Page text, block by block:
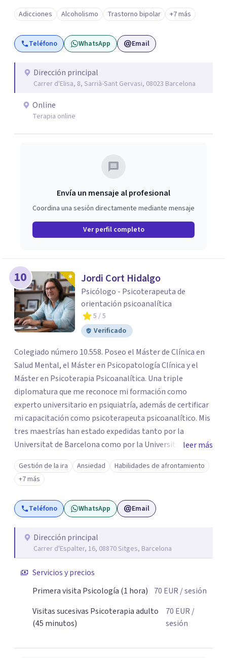
(TLP), TDAH en adultos, trastornos del espectro autista
(TEA) y otras dificultades emocionales complejas que
afectan profundamente la vida personal, familiar y social.
Es director médico y cofundador de Mas Ferriol, un centro
adicciones fundado en 2005, con centro de ingreso
terapéutico en Girona y atención ambulatoria en
Adicciones Alcoholismo Trastorno bipolar +7 más
Teléfono WhatsApp Email
Dirección principal
Carrer d'Elisa, 8, Sarrià-Sant Gervasi, 08023 Barcelona
Online
Terapia online
Envía un mensaje al profesional
Coordina una sesión directamente mediante mensaje
Ver perfil completo
10 Jordi Cort Hidalgo
Psicólogo - Psicoterapeuta de
orientación psicoanalítica
5 / 5
Verificado
Colegiado número 10.558. Poseo el Máster de Clínica en
Salud Mental, el Máster en Psicopatología Clínica y el
Máster en Psicoterapia Psicoanalítica. Una triple
diplomatura que me reconoce mi formación como
experto universitario en psiquiatría, además de certificar
mi capacitación como psicoterapeuta psicoanalítico. Mis
tres maestrías han estado expedidas tanto por la
Universitat de Barcelona como por la Universitat Ramon
Llull. Soy un psicólogo con más de 25 años de experiencia
y practico tanto la psicología clínica como la
psicoterapia psicoanalítica. Las terapias que conduzco no
buscan eliminar los síntomas psicológicos, sino que
pretenden esclarecer las causas que hay en su trasfondo,
desapareciendo. Realizo psicoterapias tanto de alcance
breve como de largo plazo, siempre en función de los
leer más
Gestión de la ira Ansiedad
Habilidades de afrontamiento
+7 más
Teléfono WhatsApp Email
Dirección principal
Carrer d'Espalter, 16, 08870 Sitges, Barcelona
Servicios y precios
Primera visita Psicología (1 hora)
70 EUR / sesión
Visitas sucesivas Psicoterapia adulto
(45 minutos)
70 EUR /
sesión